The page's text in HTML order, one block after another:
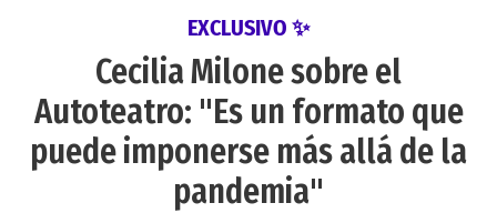
EXCLUSIVO ✨
Cecilia Milone sobre el
Autoteatro: "Es un formato que
puede imponerse más allá de la
pandemia"